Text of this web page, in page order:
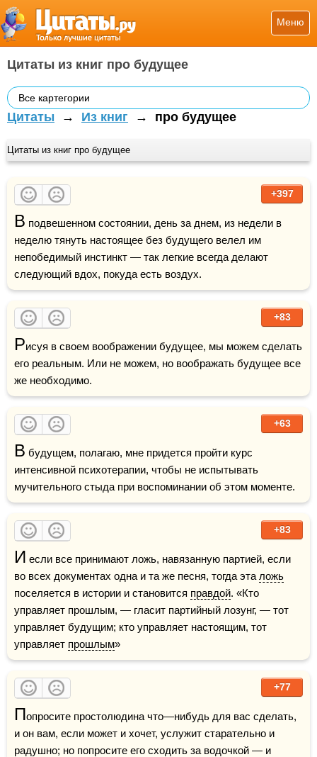
Меню
Цитаты из книг про будущее
Все картегории
Цитаты → Из книг → про будущее
Цитаты из книг про будущее
+397
В подвешенном состоянии, день за днем, из недели в
неделю тянуть настоящее без будущего велел им
непобедимый инстинкт — так легкие всегда делают
следующий вдох, покуда есть воздух.
+83
Рисуя в своем воображении будущее, мы можем сделать
его реальным. Или не можем, но воображать будущее все
же необходимо.
+63
В будущем, полагаю, мне придется пройти курс
интенсивной психотерапии, чтобы не испытывать
мучительного стыда при воспоминании об этом моменте.
+83
И если все принимают ложь, навязанную партией, если
во всех документах одна и та же песня, тогда эта ложь
поселяется в истории и становится правдой. «Кто
управляет прошлым, — гласит партийный лозунг, — тот
управляет будущим; кто управляет настоящим, тот
управляет прошлым»
+77
Попросите простолюдина что—нибудь для вас сделать,
и он вам, если может и хочет, услужит старательно и
радушно; но попросите его сходить за водочкой — и